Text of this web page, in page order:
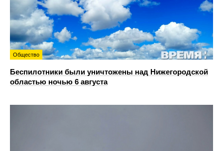
Общество
Беспилотники были уничтожены над Нижегородской
областью ночью 6 августа